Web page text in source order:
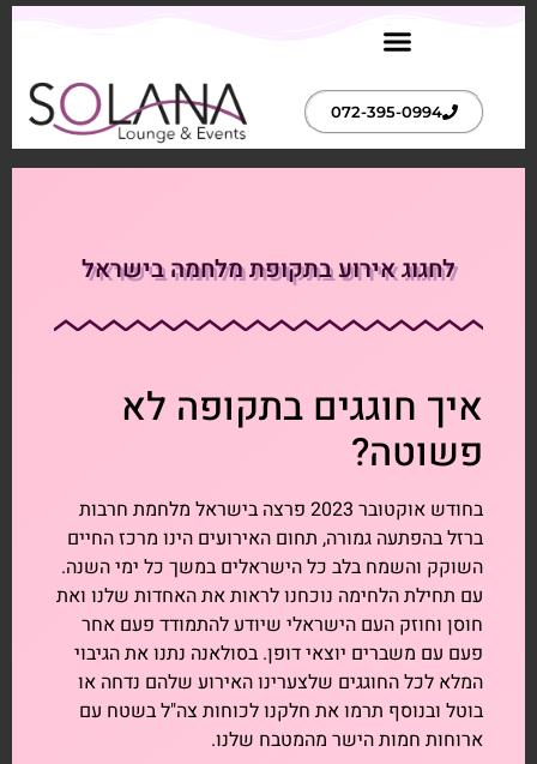
072-395-0994
לחגוג אירוע בתקופת מלחמה בישראל
איך חוגגים בתקופה לא
פשוטה?
בחודש אוקטובר 2023 פרצה בישראל מלחמת חרבות
ברזל בהפתעה גמורה, תחום האירועים הינו מרכז החיים
השוקק והשמח בלב כל הישראלים במשך כל ימי השנה.
עם תחילת הלחימה נוכחנו לראות את האחדות שלנו ואת
חוסן וחוזק העם הישראלי שיודע להתמודד פעם אחר
פעם עם משברים יוצאי דופן. בסולאנה נתנו את הגיבוי
המלא לכל החוגגים שלצערינו האירוע שלהם נדחה או
בוטל ובנוסף תרמו את חלקנו לכוחות צה"ל בשטח עם
ארוחות חמות הישר מהמטבח שלנו.